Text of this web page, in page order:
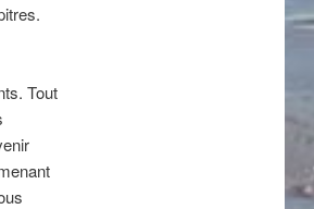
Tout